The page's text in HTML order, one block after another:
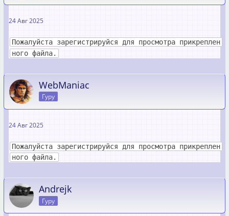
24 Авг 2025
Пожалуйста зарегистрируйся для просмотра прикреплен
ного файла.
WebManiac
Гуру
24 Авг 2025
Пожалуйста зарегистрируйся для просмотра прикреплен
ного файла.
Andrejk
Гуру